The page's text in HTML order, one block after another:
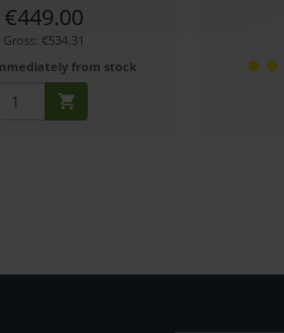
€449.00
Gross: €534.31
from stock